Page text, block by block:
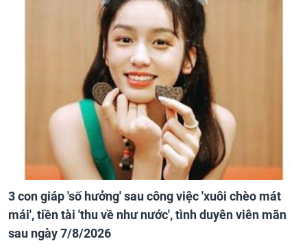
3 con giáp 'số hưởng' sau công việc 'xuôi chèo mát
mái', tiền tài 'thu về như nước', tình duyên viên mãn
sau ngày 7/8/2026